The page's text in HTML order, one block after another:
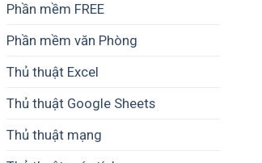
Phần mềm FREE
Phần mềm văn Phòng
Thủ thuật Excel
Thủ thuật Google Sheets
Thủ thuật mạng